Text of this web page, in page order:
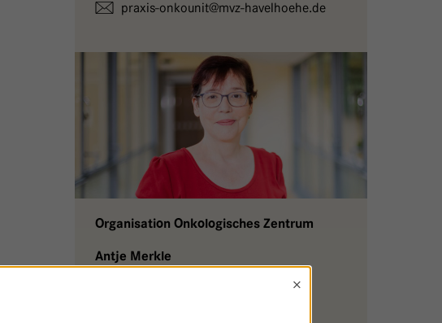
praxis-onkounit@mvz-havelhoehe.de
Organisation Onkologisches Zentrum
Antje Merkle
×